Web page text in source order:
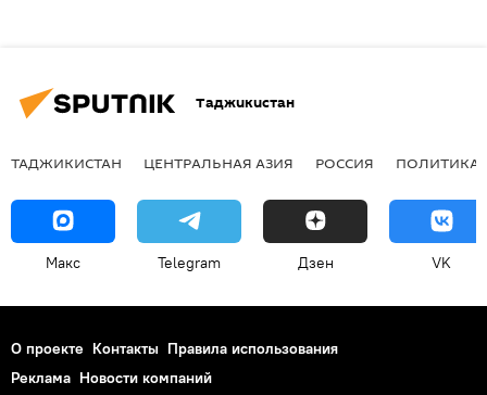
Таджикистан
ТАДЖИКИСТАН ЦЕНТРАЛЬНАЯ АЗИЯ РОССИЯ ПОЛИТИКА
Макс Telegram Дзен VK
О проекте Контакты Правила использования
Реклама Новости компаний